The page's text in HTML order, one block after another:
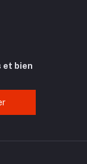
et bien